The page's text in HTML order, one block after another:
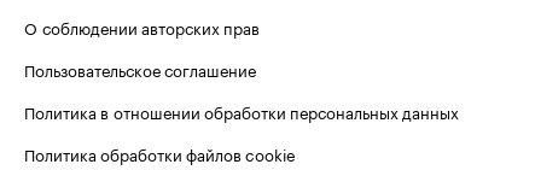
О соблюдении авторских прав
Пользовательское соглашение
Политика в отношении обработки персональных данных
Политика обработки файлов cookie